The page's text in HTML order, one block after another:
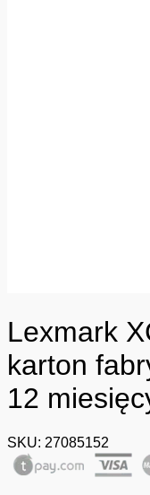
Lexmark
karton
12
SKU: 27085152